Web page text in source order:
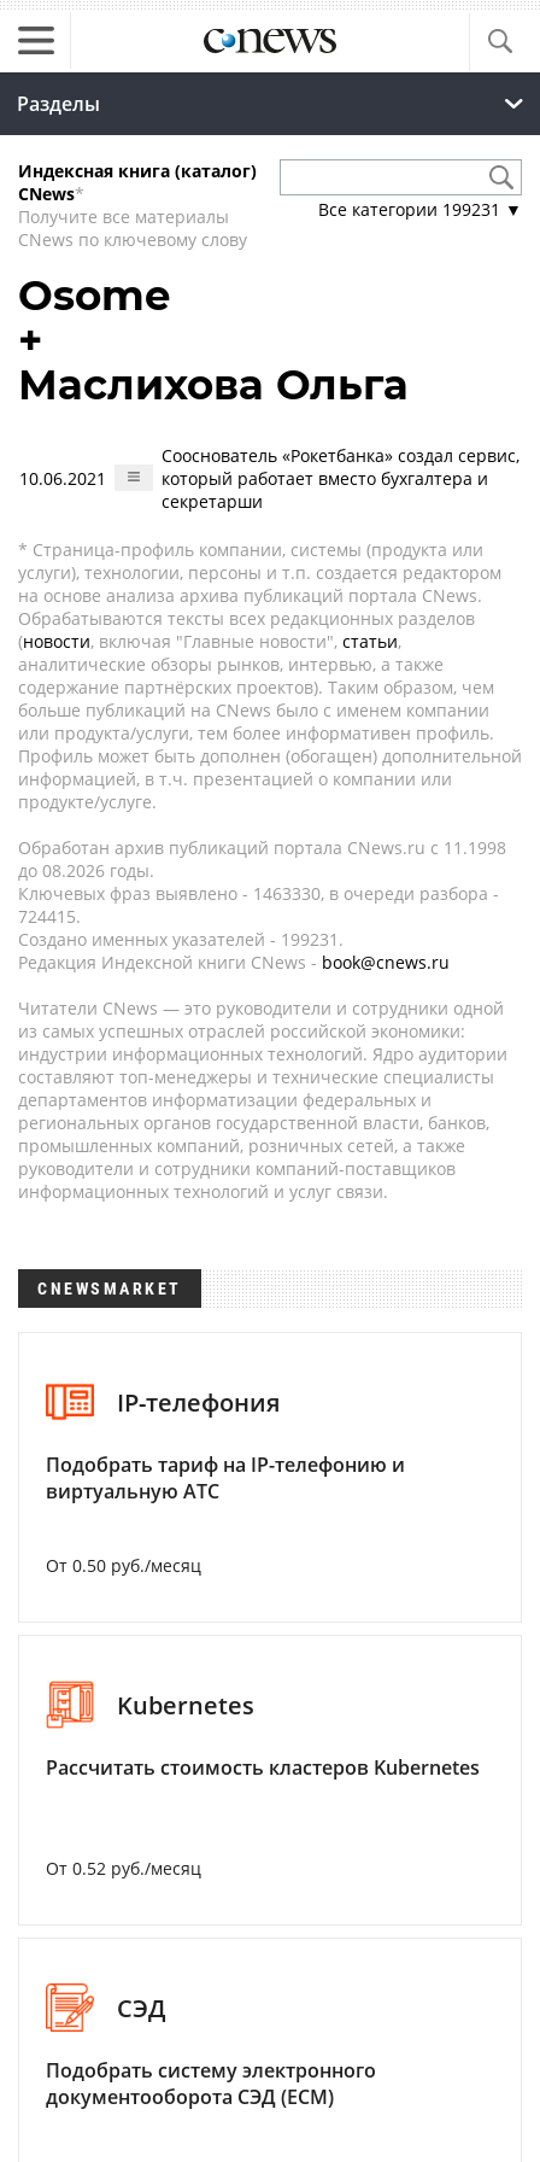
Разделы
Индексная книга (каталог)
CNews*
Получите все материалы
CNews по ключевому слову
Все категории 199231 ▼
Osome
+
Маслихова Ольга
10.06.2021
Сооснователь «Рокетбанка» создал сервис,
который работает вместо бухгалтера и
секретарши
* Страница-профиль компании, системы (продукта или
услуги), технологии, персоны и т.п. создается редактором
на основе анализа архива публикаций портала CNews.
Обрабатываются тексты всех редакционных разделов
(новости, включая "Главные новости", статьи,
аналитические обзоры рынков, интервью, а также
содержание партнёрских проектов). Таким образом, чем
больше публикаций на CNews было с именем компании
или продукта/услуги, тем более информативен профиль.
Профиль может быть дополнен (обогащен) дополнительной
информацией, в т.ч. презентацией о компании или
продукте/услуге.
Обработан архив публикаций портала CNews.ru c 11.1998
до 08.2026 годы.
Ключевых фраз выявлено - 1463330, в очереди разбора -
724415.
Создано именных указателей - 199231.
Редакция Индексной книги CNews - book@cnews.ru
Читатели CNews — это руководители и сотрудники одной
из самых успешных отраслей российской экономики:
индустрии информационных технологий. Ядро аудитории
составляют топ-менеджеры и технические специалисты
департаментов информатизации федеральных и
региональных органов государственной власти, банков,
промышленных компаний, розничных сетей, а также
руководители и сотрудники компаний-поставщиков
информационных технологий и услуг связи.
CNEWSMARKET
IP-телефония
Подобрать тариф на IP-телефонию и
виртуальную АТС
От 0.50 руб./месяц
Kubernetes
Рассчитать стоимость кластеров Kubernetes
От 0.52 руб./месяц
СЭД
Подобрать систему электронного
документооборота СЭД (ECM)